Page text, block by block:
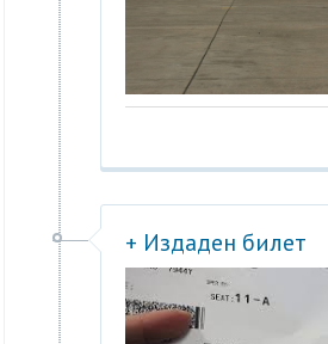
+ Издаден билет